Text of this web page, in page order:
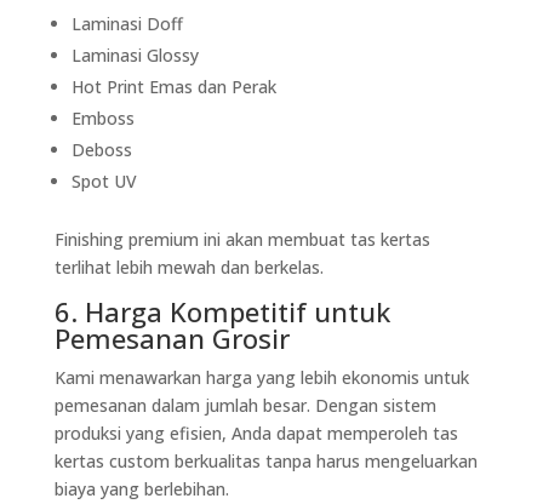
Laminasi Doff
Laminasi Glossy
Hot Print Emas dan Perak
Emboss
Deboss
Spot UV
Finishing premium ini akan membuat tas kertas
terlihat lebih mewah dan berkelas.
6. Harga Kompetitif untuk
Pemesanan Grosir
Kami menawarkan harga yang lebih ekonomis untuk
pemesanan dalam jumlah besar. Dengan sistem
produksi yang efisien, Anda dapat memperoleh tas
kertas custom berkualitas tanpa harus mengeluarkan
biaya yang berlebihan.